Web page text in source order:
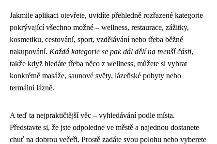
Jakmile aplikaci otevřete, uvidíte přehledně rozřazené kategorie
pokrývající všechno možné – wellness, restaurace, zážitky,
kosmetiku, cestování, sport, vzdělávání nebo třeba běžné
nakupování. Každá kategorie se pak dál dělí na menší části,
takže když hledáte třeba něco z wellness, můžete si vybrat
konkrétně masáže, saunové světy, lázeňské pobyty nebo
termální lázně.
A teď ta nejpraktičtější věc – vyhledávání podle místa.
Představte si, že jste odpoledne ve městě a najednou dostanete
chuť na dobrou večeři. Prostě zadáte svou polohu nebo vyberete